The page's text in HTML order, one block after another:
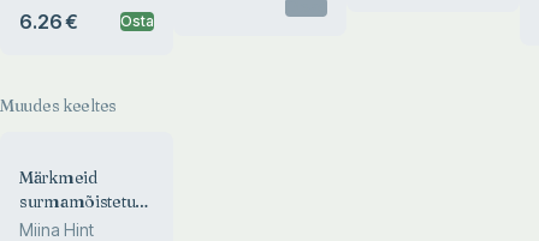
Condemned
6.26 € Osta
Muudes keeltes
Märkmeid
surmamõistetu
kambrist. Notes
Miina Hint